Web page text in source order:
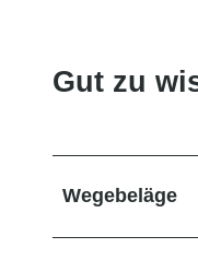
Gut zu
Wegebeläge